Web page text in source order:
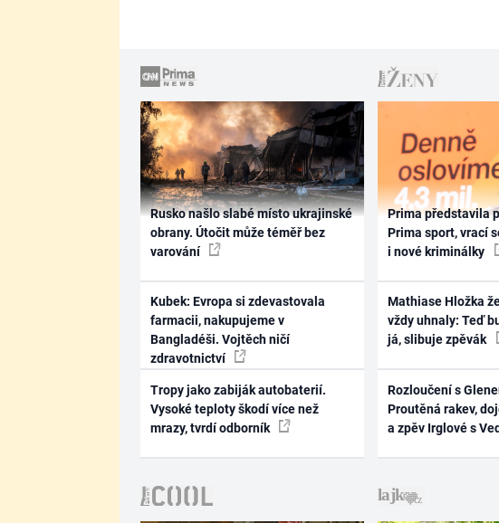
Rusko našlo slabé místo ukrajinské
obrany. Útočit může téměř bez
varování
Kubek: Evropa si zdevastovala
farmacii, nakupujeme v
Bangladéši. Vojtěch ničí
zdravotnictví
Tropy jako zabiják autobaterií.
Vysoké teploty škodí více než
mrazy, tvrdí odborník
Prima představila
Prima sport, vrací
i nové kriminálky
Mathiase Hložka
vždy uhnaly: Teď
já, slibuje zpěvák
Rozloučení s
Proutěná rakev,
a zpěv Irglové s